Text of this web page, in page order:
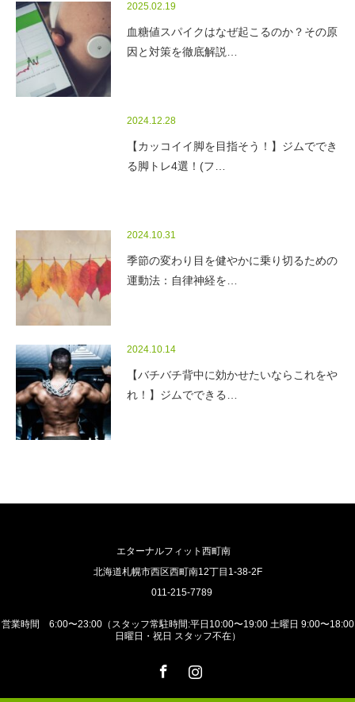
2025.02.19
血糖値スパイクはなぜ起こるのか？その原
因と対策を徹底解説…
2024.12.28
【カッコイイ脚を目指そう！】ジムででき
る脚トレ4選！(フ…
2024.10.31
季節の変わり目を健やかに乗り切るための
運動法：自律神経を…
2024.10.14
【バチバチ背中に効かせたいならこれをや
れ！】ジムでできる…
エターナルフィット西町南
北海道札幌市西区西町南12丁目1-38-2F
011-215-7789
営業時間 6:00〜23:00（スタッフ常駐時間:平日10:00〜19:00 土曜日 9:00〜18:00
日曜日・祝日 スタッフ不在）